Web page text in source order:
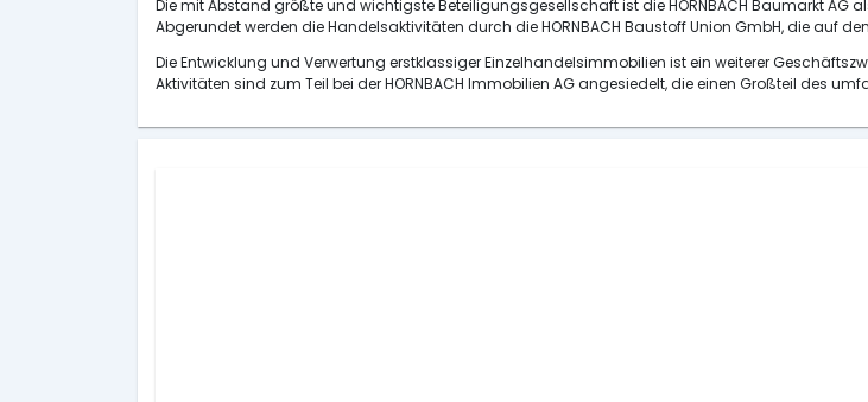
Die mit Abstand größte und wichtigste Beteiligungsgesellschaft ist die HORNBACH Baumarkt
Abgerundet werden die Handelsaktivitäten durch die HORNBACH Baustoff Union GmbH, die auf
Die Entwicklung und Verwertung erstklassiger Einzelhandelsimmobilien ist ein weiterer
Aktivitäten sind zum Teil bei der HORNBACH Immobilien AG angesiedelt, die einen Großteil des